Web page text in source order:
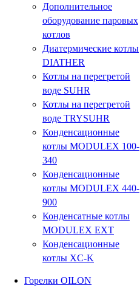
Дополнительное
оборудование паровых
котлов
Диатермические котлы
DIATHER
Котлы на перегретой
воде SUHR
Котлы на перегретой
воде TRYSUHR
Конденсационные
котлы MODULEX 100-
340
Конденсационные
котлы MODULEX 440-
900
Конденсатные котлы
MODULEX EXT
Конденсационные
котлы XC-K
Горелки OILON